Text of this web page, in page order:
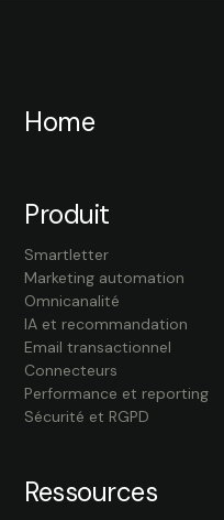
Home
Produit
Smartletter
Marketing automation
Omnicanalité
IA et recommandation
Email transactionnel
Connecteurs
Performance et reporting
Sécurité et RGPD
Ressources